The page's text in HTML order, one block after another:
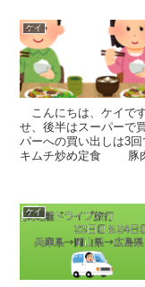
ケイ
こんにちは、ケイで
せ、後半はスーパーで
パーへの買い出しは3
キムチ炒め定食 豚肉
ケイ